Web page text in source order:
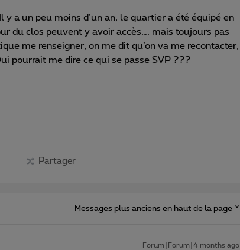
y a un peu moins d’un an, le quartier a été équipé en
du clos peuvent y avoir accès…. mais toujours pas
me renseigner, on me dit qu’on va me recontacter,
pourrait me dire ce qui se passe SVP ???
Partager
Messages plus anciens en haut de la page
Forum|Forum|4 months ago